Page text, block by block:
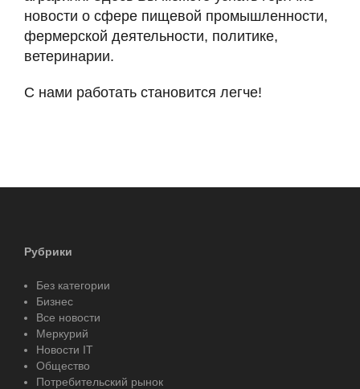
новости о сфере пищевой промышленности,
фермерской деятельности, политике,
ветеринарии.
С нами работать становится легче!
Рубрики
Без категории
Бизнес
Все новости
Меркурий
Новости IT
Общество
Потребительский рынок